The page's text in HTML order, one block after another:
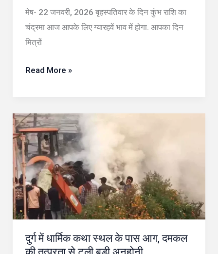
मेष- 22 जनवरी, 2026 बृहस्पतिवार के दिन कुंभ राशि का
चंद्रमा आज आपके लिए ग्यारहवें भाव में होगा. आपका दिन
मित्रों
बढ़ेगा
कद,
बैंक
में
Read More »
दुर्ग में धार्मिक कथा स्थल के पास आग, दमकल
दुर्ग
में
धार्मिक
कथा
स्थल
के
पास
दमकल